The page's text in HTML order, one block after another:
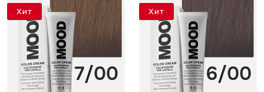
Хит Хит